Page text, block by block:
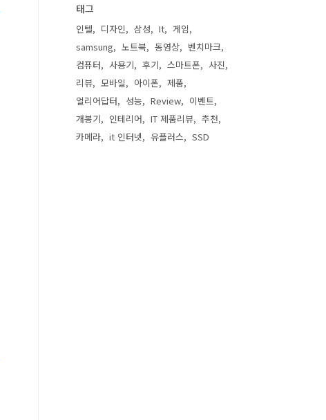
태그
인텔 디자인 삼성 It
게임
samsung
노트북 동영상
벤치마크
컴퓨터
사용기 후기 스마트폰
사진
리뷰
모바일 아이폰
제품
얼리어답터
성능 Review
이벤트
개봉기
인테리어 IT 제품리뷰
추천
카메라
it 인터넷 유플러스 SSD